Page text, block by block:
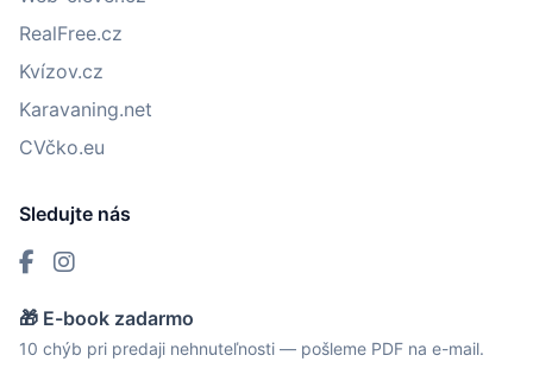
RealFree.cz
Kvízov.cz
Karavaning.net
CVčko.eu
Sledujte nás
🎁 E-book zadarmo
10 chýb pri predaji nehnuteľnosti — pošleme PDF na e-mail.